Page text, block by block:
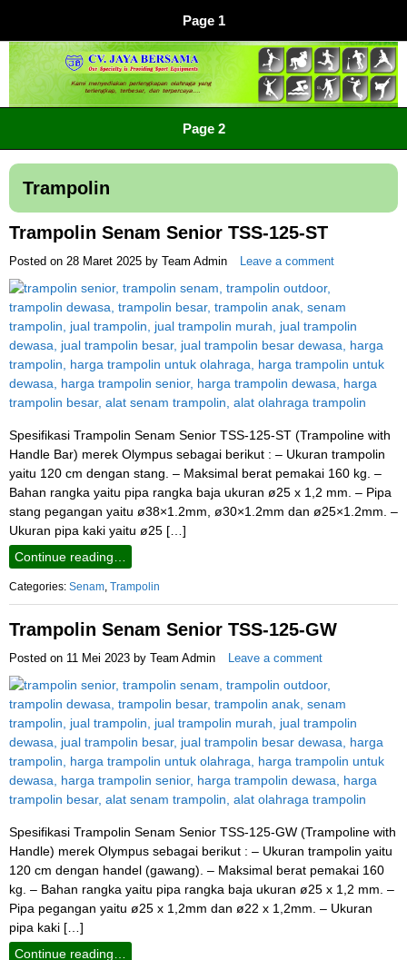
Page 1
CV JAYA BERSAMA Co Id
Menyediakan Semua Perlengkapan Olahraga Yang
Page 2
Trampolin
Trampolin Senam Senior TSS-125-ST
Posted on 28 Maret 2025 by Team Admin Leave a comment
Spesifikasi Trampolin Senam Senior TSS-125-ST (Trampoline with
Handle Bar) merek Olympus sebagai berikut : – Ukuran trampolin
yaitu 120 cm dengan stang. – Maksimal berat pemakai 160 kg. –
Bahan rangka yaitu pipa rangka baja ukuran ø25 x 1,2 mm. – Pipa
stang pegangan yaitu ø38×1.2mm, ø30×1.2mm dan ø25×1.2mm. –
Ukuran pipa kaki yaitu ø25 […]
Continue reading…
Categories: Senam, Trampolin
Trampolin Senam Senior TSS-125-GW
Posted on 11 Mei 2023 by Team Admin Leave a comment
Spesifikasi Trampolin Senam Senior TSS-125-GW (Trampoline with
Handle) merek Olympus sebagai berikut : – Ukuran trampolin yaitu
120 cm dengan handel (gawang). – Maksimal berat pemakai 160
kg. – Bahan rangka yaitu pipa rangka baja ukuran ø25 x 1,2 mm. –
Pipa pegangan yaitu ø25 x 1,2mm dan ø22 x 1,2mm. – Ukuran
pipa kaki […]
Continue reading…